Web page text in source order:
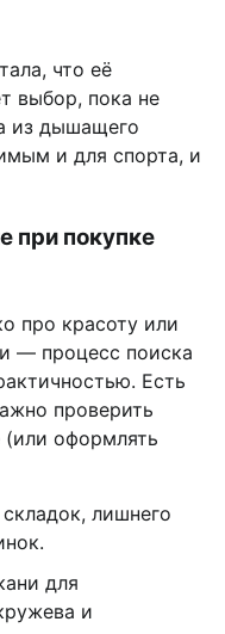
что её
выбор, пока не
из дышащего
и для спорта, и
при покупке
про красоту или
— процесс поиска
Есть
проверить
(или оформлять
лишнего
для
и